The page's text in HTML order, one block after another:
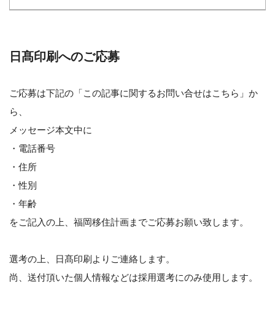
日髙印刷へのご応募
ご応募は下記の「この記事に関するお問い合せはこちら」か
ら、
メッセージ本文中に
・電話番号
・住所
・性別
・年齢
をご記入の上、福岡移住計画までご応募お願い致します。
選考の上、日髙印刷よりご連絡します。
尚、送付頂いた個人情報などは採用選考にのみ使用します。